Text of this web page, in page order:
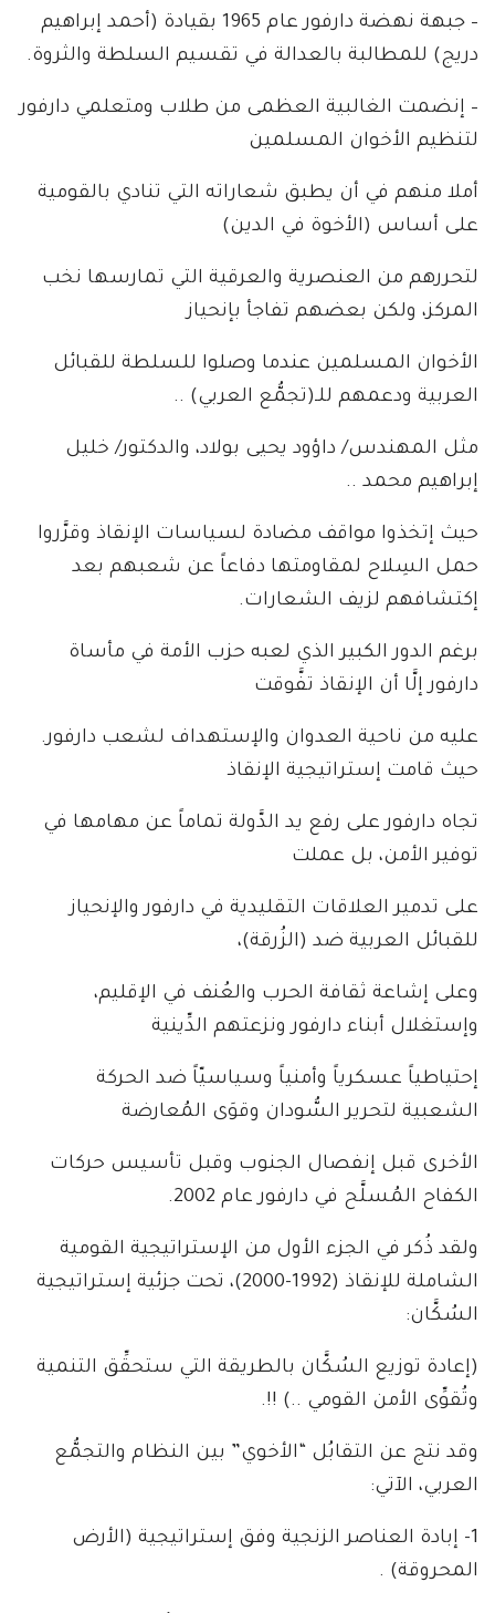
– جبهة نهضة دارفور عام 1965 بقيادة (أحمد إبراهيم
دريج) للمطالبة بالعدالة في تقسيم السلطة والثروة.
– إنضمت الغالبية العظمى من طلاب ومتعلمي دارفور
لتنظيم الأخوان المسلمين
أملا منهم في أن يطبق شعاراته التي تنادي بالقومية
على أساس (الأخوة في الدين)
لتحررهم من العنصرية والعرقية التي تمارسها نخب
المركز، ولكن بعضهم تفاجأ بإنحياز
الأخوان المسلمين عندما وصلوا للسلطة للقبائل
العربية ودعمهم للـ(تجمُّع العربي) ..
مثل المهندس/ داؤود يحيى بولاد، والدكتور/ خليل
إبراهيم محمد ..
حيث إتخذوا مواقف مضادة لسياسات الإنقاذ وقرَّروا
حمل السِلاح لمقاومتها دفاعاً عن شعبهم بعد
إكتشافهم لزيف الشعارات.
برغم الدور الكبير الذي لعبه حزب الأمة في مأساة
دارفور إلَّا أن الإنقاذ تفَّوقت
عليه من ناحية العدوان والإستهداف لشعب دارفور.
حيث قامت إستراتيجية الإنقاذ
تجاه دارفور على رفع يد الدَّولة تماماً عن مهامها في
توفير الأمن، بل عملت
على تدمير العلاقات التقليدية في دارفور والإنحياز
للقبائل العربية ضد (الزُرقة)،
وعلى إشاعة ثقافة الحرب والعُنف في الإقليم،
وإستغلال أبناء دارفور ونزعتهم الدِّينية
إحتياطياً عسكرياً وأمنياً وسياسيّاً ضد الحركة
الشعبية لتحرير السُّودان وقوَى المُعارضة
الأخرى قبل إنفصال الجنوب وقبل تأسيس حركات
الكفاح المُسلَّح في دارفور عام 2002.
ولقد ذُكر في الجزء الأول من الإستراتيجية القومية
الشاملة للإنقاذ (1992-2000)، تحت جزئية إستراتيجية
السُكَّان:
(إعادة توزيع السُكَّان بالطريقة التي ستحقِّق التنمية
وتُقوِّى الأمن القومي ..) !!.
وقد نتج عن التقابُل “الأخوي” بين النظام والتجمُّع
العربي، الآتي:
1- إبادة العناصر الزنجية وفق إستراتيجية (الأرض
المحروقة) .